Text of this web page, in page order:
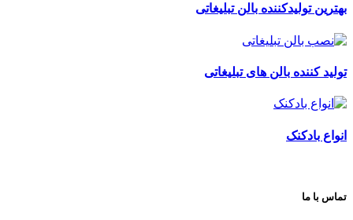
بهترین تولیدکننده بالن تبلیغاتی
تولید کننده بالن های تبلیغاتی
انواع بادکنک
تماس با ما